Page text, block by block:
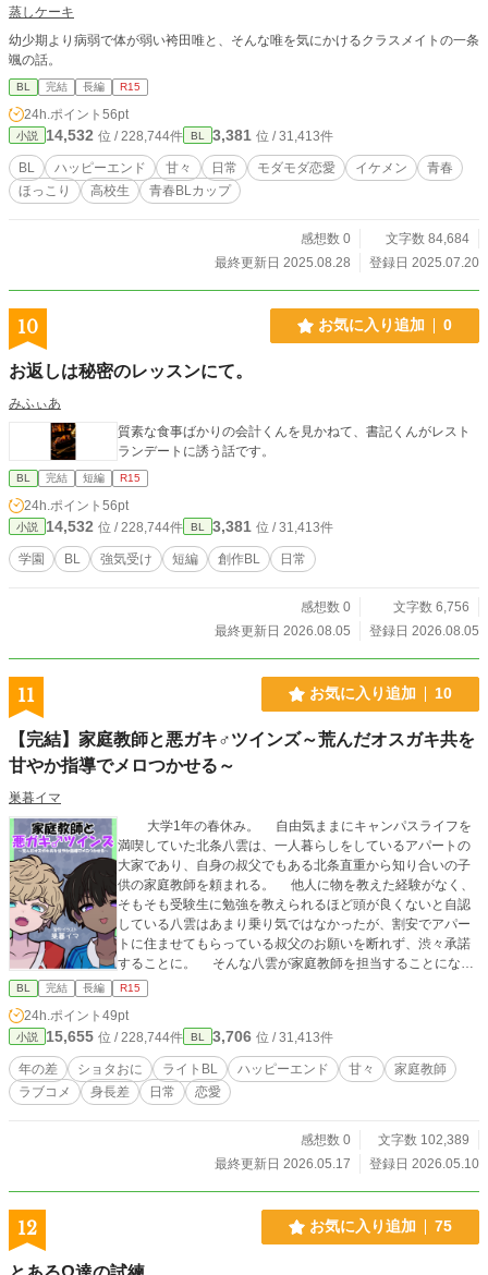
蒸しケーキ
幼少期より病弱で体が弱い袴田唯と、そんな唯を気にかけるクラスメイトの一条
颯の話。
BL 完結 長編 R15
24h.ポイント 56pt
小説 14,532 位 / 228,744件 BL 3,381 位 / 31,413件
BL ハッピーエンド 甘々 日常 モダモダ恋愛 イケメン
青春
ほっこり
高校生 青春BLカップ​
感想数 0
文字数 84,684
最終更新日 2025.08.28
登録日 2025.07.20
10 お気に入り追加 0
お返しは秘密のレッスンにて。
みふぃあ
質素な食事ばかりの会計くんを見かねて、書記くんがレスト
ランデートに誘う話です。
BL 完結 短編 R15
24h.ポイント 56pt
小説 14,532 位 / 228,744件 BL 3,381 位 / 31,413件
学園 BL 強気受け 短編 創作BL 日常
感想数 0
文字数 6,756
最終更新日 2026.08.05
登録日 2026.08.05
11 お気に入り追加 10
【完結】家庭教師と悪ガキ♂ツインズ～荒んだオスガキ共を
甘やか指導でメロつかせる～
巣暮イマ
大学1年の春休み。 自由気ままにキャンパスライフを
満喫していた北条八雲は、一人暮らしをしているアパートの
大家であり、自身の叔父でもある北条直重から知り合いの子
供の家庭教師を頼まれる。 他人に物を教えた経験がなく、
そもそも受験生に勉強を教えられるほど頭が良くないと自認
している八雲はあまり乗り気ではなかったが、割安でアパー
トに住ませてもらっている叔父のお願いを断れず、渋々承諾
することに。 そんな八雲が家庭教師を担当することになっ
た生徒は、中学校の担任や塾講師も手を焼く双子の悪ガキだ
った……が、しかし。 対する北条八雲は高校時代、地元の
学生たちに『西附の巨獣』と呼ばれ恐れられていた男だっ
た。 「しょうがねえ……俺が悪ガキ共を教育的指導してやる
か」 これは、ひょんなことから家庭教師になってしまった
男子大学生が、教育的指導を通して双子の悪ガキ中学生の荒
んだ心を少しずつほぐし解く、パワフルでハートフルな甘々
トは自作です。 小説本文、イラスト共にAIは一切使用してお
BL 完結 長編 R15
24h.ポイント 49pt
小説 15,655 位 / 228,744件 BL 3,706 位 / 31,413件
年の差 ショタおに ライトBL ハッピーエンド 甘々
家庭教師
ラブコメ
身長差 日常 恋愛
感想数 0
文字数 102,389
最終更新日 2026.05.17
登録日 2026.05.10
12 お気に入り追加 75